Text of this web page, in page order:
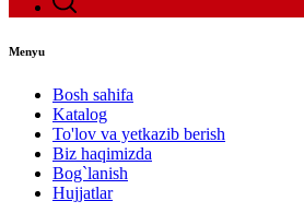
Menyu
Bosh sahifa
Katalog
To'lov va yetkazib berish
Biz haqimizda
Bog`lanish
Hujjatlar